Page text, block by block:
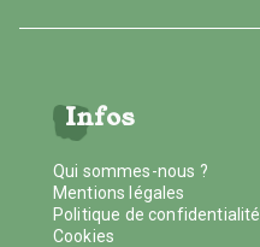
Infos
Qui sommes-nous ?
Mentions légales
Politique de confidentialité
Cookies